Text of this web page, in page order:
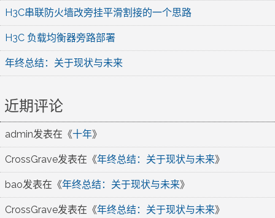
H3C串联防火墙改旁挂平滑割接的一个思路
H3C 负载均衡器旁路部署
年终总结：关于现状与未来
近期评论
admin发表在《十年》
CrossGrave发表在《年终总结：关于现状与未来》
bao发表在《年终总结：关于现状与未来》
CrossGrave发表在《年终总结：关于现状与未来》